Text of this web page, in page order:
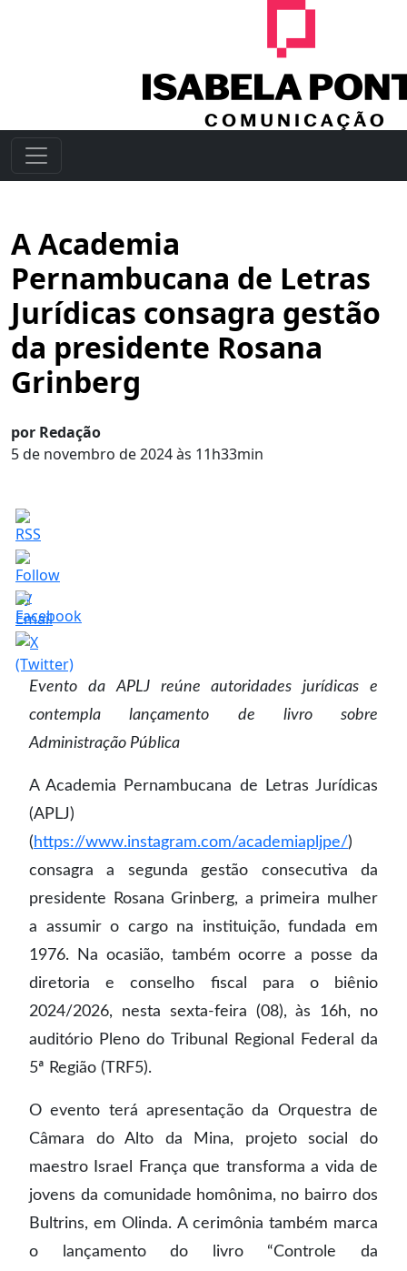
A Academia
Pernambucana de Letras
Jurídicas consagra gestão
da presidente Rosana
Grinberg
por Redação
5 de novembro de 2024 às 11h33min
Evento da APLJ reúne autoridades jurídicas e
contempla lançamento de livro sobre
Administração Pública
A Academia Pernambucana de Letras Jurídicas
(APLJ)
( https://www.instagram.com/academiapljpe/)
consagra a segunda gestão consecutiva da
presidente Rosana Grinberg, a primeira mulher
a assumir o cargo na instituição, fundada em
1976. Na ocasião, também ocorre a posse da
diretoria e conselho fiscal para o biênio
2024/2026, nesta sexta-feira (08), às 16h, no
auditório Pleno do Tribunal Regional Federal da
5ª Região (TRF5).
O evento terá apresentação da Orquestra de
Câmara do Alto da Mina, projeto social do
maestro Israel França que transforma a vida de
jovens da comunidade homônima, no bairro dos
Bultrins, em Olinda. A cerimônia também marca
o lançamento do livro “Controle da